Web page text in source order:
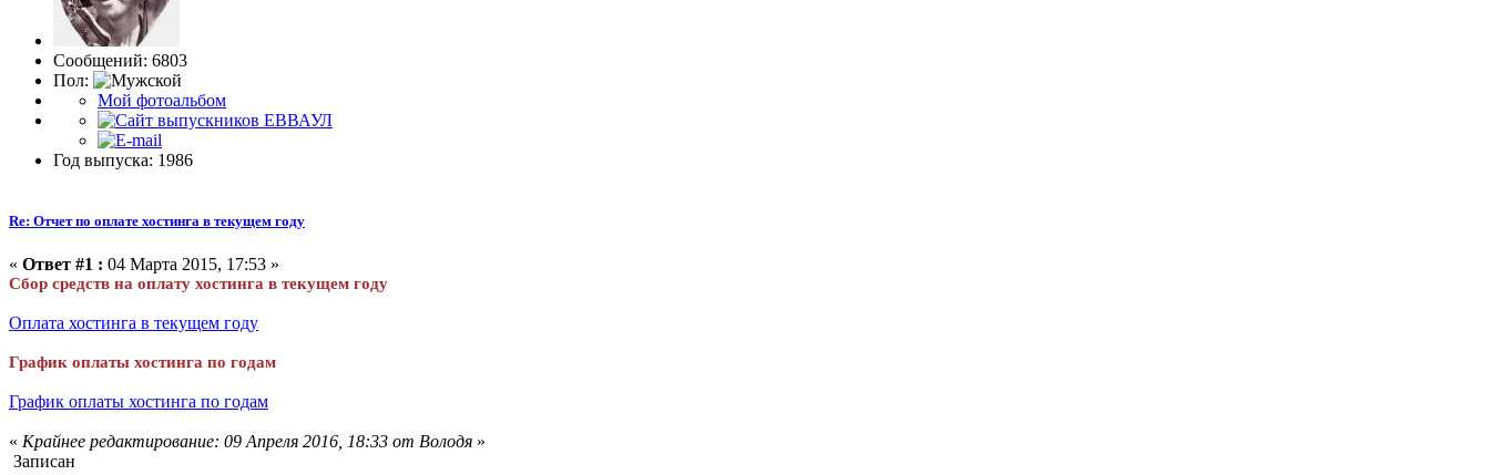
Сообщений: 6803
Пол:
Мой фотоальбом
Год выпуска: 1986
Re: Отчет по оплате хостинга в текущем году
« Ответ #1 : 04 Марта 2015, 17:53 »
Сбор средств на оплату хостинга в текущем году
Оплата хостинга в текущем году
График оплаты хостинга по годам
График оплаты хостинга по годам
« Крайнее редактирование: 09 Апреля 2016, 18:33 от Володя »
Записан